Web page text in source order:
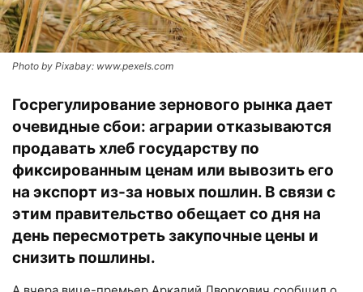
Photo by Pixabay: www.pexels.com
Госрегулирование зернового рынка дает
очевидные сбои: аграрии отказываются
продавать хлеб государству по
фиксированным ценам или вывозить его
на экспорт из-за новых пошлин. В связи с
этим правительство обещает со дня на
день пересмотреть закупочные цены и
снизить пошлины.